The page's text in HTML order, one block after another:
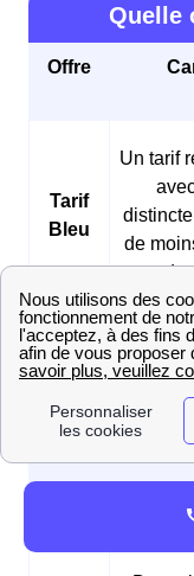
Quelle
Offre
Tarif
Bleu
Un tarif
de
de
Matina
Des
des